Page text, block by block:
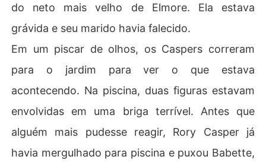
do neto mais velho de Elmore. Ela estava
grávida e seu marido havia falecido.
Em um piscar de olhos, os Caspers correram
para o jardim para ver o que estava
acontecendo. Na piscina, duas figuras estavam
envolvidas em uma briga terrível. Antes que
alguém mais pudesse reagir, Rory Casper já
havia mergulhado para piscina e puxou Babette,